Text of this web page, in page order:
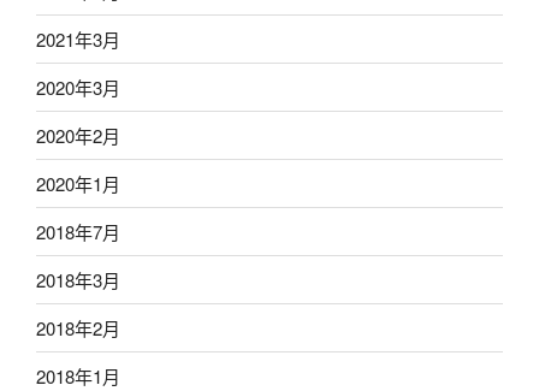
2021年3月
2020年3月
2020年2月
2020年1月
2018年7月
2018年3月
2018年2月
2018年1月